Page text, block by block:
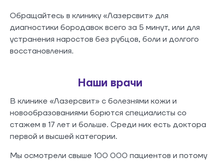
Обращайтесь в клинику «Лазерсвит» для
диагностики бородавок всего за 5 минут, или для
устранения наростов без рубцов, боли и долгого
восстановления.
Наши врачи
В клинике «Лазерсвит» с болезнями кожи и
новообразованиями борются специалисты со
стажем в 17 лет и больше. Среди них есть доктора
первой и высшей категории.
Мы осмотрели свыше 100 000 пациентов и потому